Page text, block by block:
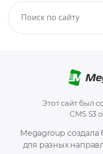
Megagroup создала
для разных
Этот сайт был
CMS S3